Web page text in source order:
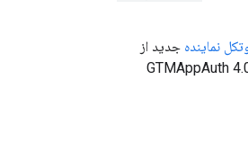
نماینده جدید از
GTMAppAuth